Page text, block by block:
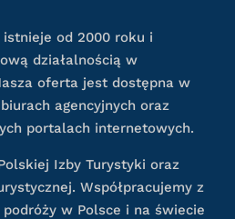
istnieje od 2000 roku i
działalnością w
oferta jest dostępna w
agencyjnych oraz
portalach internetowych.
Izby Turystyki oraz
Współpracujemy z
w Polsce i na świecie